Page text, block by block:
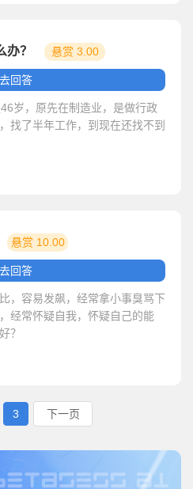
？
悬赏 3.00
元
去回答
岁，原先在制造业，是做行政
找了半年工作，到现在还找不到
悬赏 10.00
元
去回答
，容易发飙，经常拿小事臭骂下
经常怀疑自我，怀疑自己的能
？
3 下一页